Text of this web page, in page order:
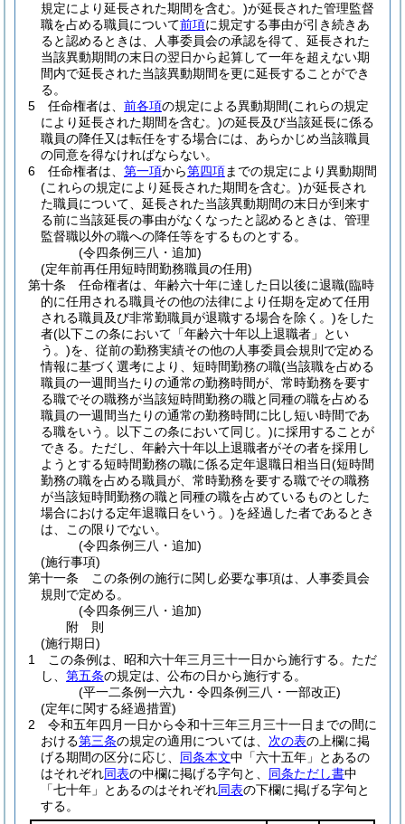
規定により延長された期間を含む。)が延長された管理監督
職を占める職員について前項に規定する事由が引き続きあ
ると認めるときは、人事委員会の承認を得て、延長された
当該異動期間の末日の翌日から起算して一年を超えない期
間内で延長された当該異動期間を更に延長することができ
る。
5
任命権者は、 前各項の規定による異動期間(これらの規定
により延長された期間を含む。)の延長及び当該延長に係る
職員の降任又は転任をする場合には、あらかじめ当該職員
の同意を得なければならない。
6
任命権者は、 第一項から第四項までの規定により異動期間
(これらの規定により延長された期間を含む。)が延長され
た職員について、延長された当該異動期間の末日が到来す
る前に当該延長の事由がなくなったと認めるときは、管理
監督職以外の職への降任等をするものとする。
(令四条例三八・追加)
(定年前再任用短時間勤務職員の任用)
第十条
任命権者は、年齢六十年に達した日以後に退職(臨時
的に任用される職員その他の法律により任期を定めて任用
される職員及び非常勤職員が退職する場合を除く。)をした
者(以下この条において「年齢六十年以上退職者」とい
う。)を、従前の勤務実績その他の人事委員会規則で定める
情報に基づく選考により、短時間勤務の職(当該職を占める
職員の一週間当たりの通常の勤務時間が、常時勤務を要す
る職でその職務が当該短時間勤務の職と同種の職を占める
職員の一週間当たりの通常の勤務時間に比し短い時間であ
る職をいう。以下この条において同じ。)に採用することが
できる。 ただし、年齢六十年以上退職者がその者を採用し
ようとする短時間勤務の職に係る定年退職日相当日(短時間
勤務の職を占める職員が、常時勤務を要する職でその職務
が当該短時間勤務の職と同種の職を占めているものとした
場合における定年退職日をいう。)を経過した者であるとき
は、この限りでない。
(令四条例三八・追加)
(施行事項)
第十一条
この条例の施行に関し必要な事項は、人事委員会
規則で定める。
(令四条例三八・追加)
附 則
(施行期日)
1
この条例は、昭和六十年三月三十一日から施行する。 ただ
し、 第五条の規定は、公布の日から施行する。
(平一二条例一六九・令四条例三八・一部改正)
(定年に関する経過措置)
2
令和五年四月一日から令和十三年三月三十一日までの間に
おける第三条の規定の適用については、 次の表の上欄に掲
げる期間の区分に応じ、 同条本文中「六十五年」とあるの
はそれぞれ同表の中欄に掲げる字句と、 同条ただし書中
「七十年」とあるのはそれぞれ同表の下欄に掲げる字句と
する。